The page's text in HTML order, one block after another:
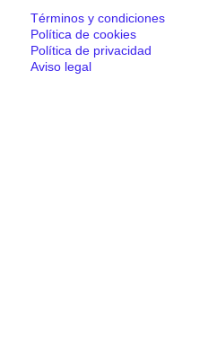
Términos y condiciones
Política de cookies
Política de privacidad
Aviso legal